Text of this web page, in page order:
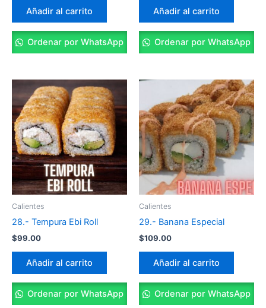
Añadir al carrito
Ordenar por WhatsApp
Añadir al carrito
Ordenar por WhatsApp
Calientes
28.- Tempura Ebi Roll
$99.00
Añadir al carrito
Ordenar por WhatsApp
Calientes
29.- Banana Especial
$109.00
Añadir al carrito
Ordenar por WhatsApp